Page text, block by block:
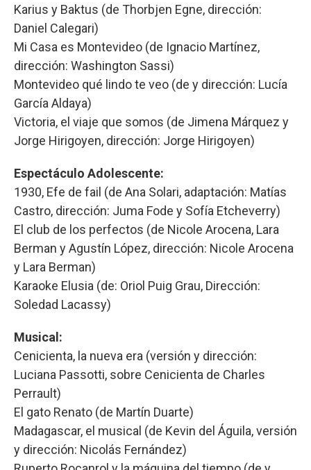
Karius y Baktus (de Thorbjen Egne, dirección:
Daniel Calegari)
Mi Casa es Montevideo (de Ignacio Martínez,
dirección: Washington Sassi)
Montevideo qué lindo te veo (de y dirección: Lucía
García Aldaya)
Victoria, el viaje que somos (de Jimena Márquez y
Jorge Hirigoyen, dirección: Jorge Hirigoyen)
Espectáculo Adolescente:
1930, Efe de fail (de Ana Solari, adaptación: Matías
Castro, dirección: Juma Fode y Sofía Etcheverry)
El club de los perfectos (de Nicole Arocena, Lara
Berman y Agustín López, dirección: Nicole Arocena
y Lara Berman)
Karaoke Elusia (de: Oriol Puig Grau, Dirección:
Soledad Lacassy)
Musical:
Cenicienta, la nueva era (versión y dirección:
Luciana Passotti, sobre Cenicienta de Charles
Perrault)
El gato Renato (de Martín Duarte)
Madagascar, el musical (de Kevin del Águila, versión
y dirección: Nicolás Fernández)